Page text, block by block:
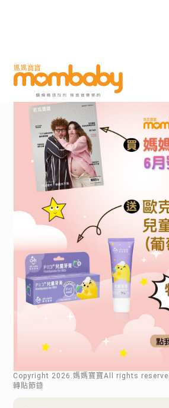
Copyright 2026 .媽媽寶寶All rights
轉貼節錄